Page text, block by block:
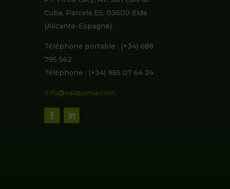
Cuba, Parcela E5, 03600 Elda
(Alicante-Espagne)
Téléphone portable : (+34) 688
795 562
Téléphone : (+34) 965 07 64 24
info@valquimia.com